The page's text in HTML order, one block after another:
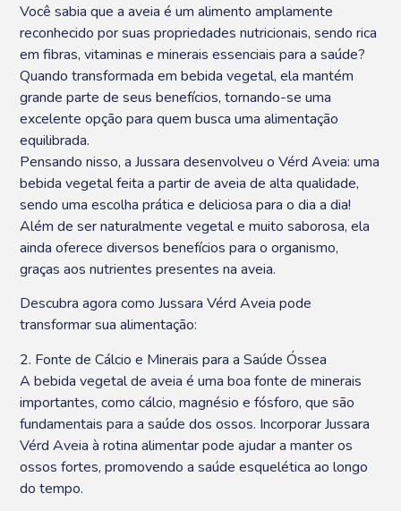
Você sabia que a aveia é um alimento amplamente
reconhecido por suas propriedades nutricionais, sendo rica
em fibras, vitaminas e minerais essenciais para a saúde?
Quando transformada em bebida vegetal, ela mantém
grande parte de seus benefícios, tornando-se uma
excelente opção para quem busca uma alimentação
equilibrada.
Pensando nisso, a Jussara desenvolveu o Vérd Aveia: uma
bebida vegetal feita a partir de aveia de alta qualidade,
sendo uma escolha prática e deliciosa para o dia a dia!
Além de ser naturalmente vegetal e muito saborosa, ela
ainda oferece diversos benefícios para o organismo,
graças aos nutrientes presentes na aveia.
Descubra agora como Jussara Vérd Aveia pode
transformar sua alimentação:
2. Fonte de Cálcio e Minerais para a Saúde Óssea
A bebida vegetal de aveia é uma boa fonte de minerais
importantes, como cálcio, magnésio e fósforo, que são
fundamentais para a saúde dos ossos. Incorporar Jussara
Vérd Aveia à rotina alimentar pode ajudar a manter os
ossos fortes, promovendo a saúde esquelética ao longo
do tempo.